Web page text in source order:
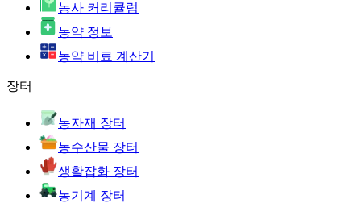
농사 커리큘럼
농약 정보
농약 비료 계산기
장터
농자재 장터
농수산물 장터
생활잡화 장터
농기계 장터